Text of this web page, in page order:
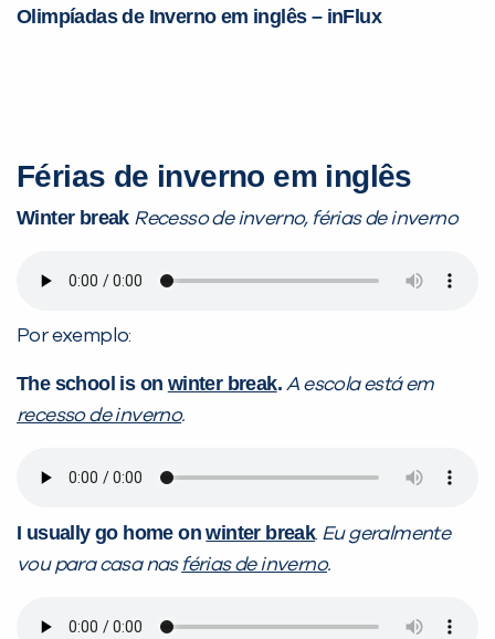
Olimpíadas de Inverno em inglês – inFlux
Férias de inverno em inglês
Winter break Recesso de inverno, férias de inverno
Por exemplo:
The school is on winter break.A escola está em
recesso de inverno.
I usually go home onwinter break. Eu geralmente
vou para casa nas férias de inverno.